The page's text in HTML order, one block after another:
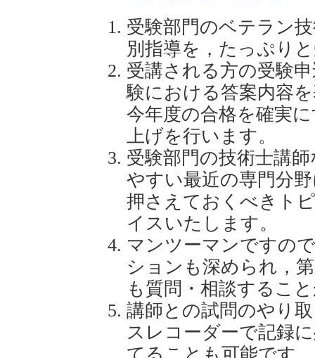
受験部門のベテラン
別指導を，たっぷり
受講される方の受験
験における答案内容
今年度の合格を確実
上げを行います。
受験部門の技術士講
やすい最近の専門分
押さえておくべきト
イスいたします。
マンツーマンですの
ションも深められ，
も質問・相談するこ
講師との試問のやり
スレコーダーで記録